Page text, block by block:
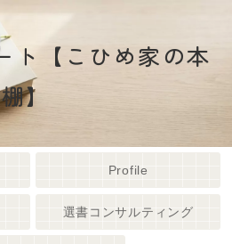
ト【こひめ家の本
棚】
Profile
選書コンサルティング